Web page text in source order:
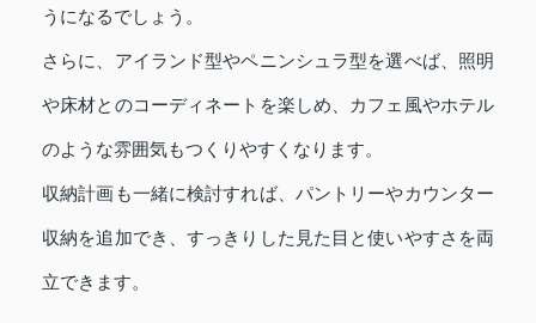
うになるでしょう。
さらに、アイランド型やペニンシュラ型を選べば、照明
や床材とのコーディネートを楽しめ、カフェ風やホテル
のような雰囲気もつくりやすくなります。
収納計画も一緒に検討すれば、パントリーやカウンター
収納を追加でき、すっきりした見た目と使いやすさを両
立できます。